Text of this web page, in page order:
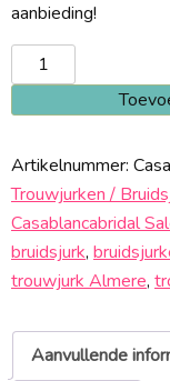
aanbieding!
Casablanca
BL237
Sale
Artikelnummer:
Trouwjurken /
Casablancabridal
bruidsjurk,
trouwjurk Almere,
Aanvullende